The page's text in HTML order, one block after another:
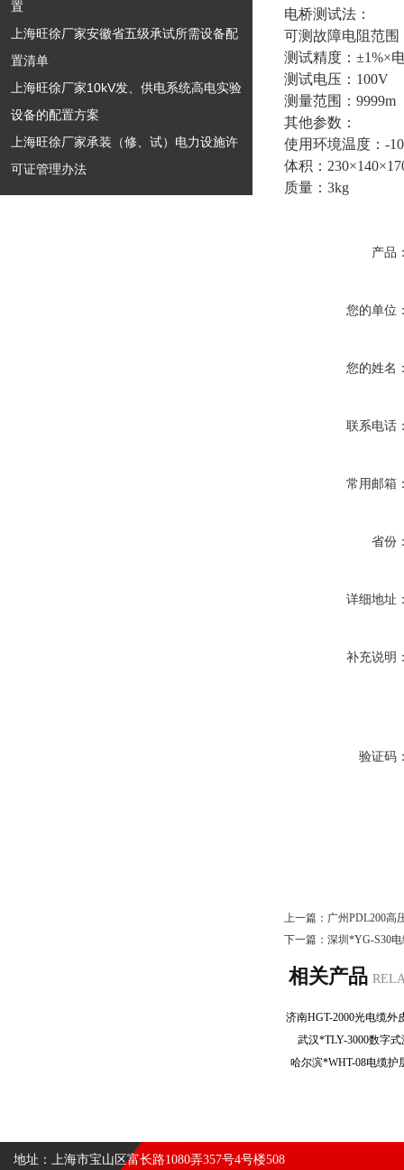
置
上海旺徐厂家安徽省五级承试所需设备配
置清单
上海旺徐厂家10kV发、供电系统高电实验
设备的配置方案
上海旺徐厂家承装（修、试）电力设施许
可证管理办法
电桥测试法：
可测故障电阻范
测试精度：±1%×
测试电压：100V
测量范围：9999m
其他参数：
使用环境温度：-
体积：
质量：3kg
产品
您的单位
您的姓名
联系电话
常用邮箱
省份
详细地址
补充说明
验证码
上一篇： 广州PDL200高
下一篇： 深圳*YG-S30
相关产品
武汉*TLY-3000数字
哈尔滨*WHT-08电缆
地址：上海市宝山区富长路1080弄357号4号楼508